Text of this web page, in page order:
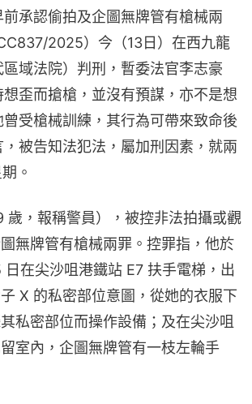
承認偷拍及企圖無牌管有槍械兩
2025）今（13日）在西九龍
域法院）判刑，暫委法官李志豪
歪而搶槍，並沒有預謀，亦不是想
受槍械訓練，其行為可帶來致命後
被告知法犯法，屬加刑因素，就兩
。
歲，報稱警員），被控非法拍攝或觀
無牌管有槍械兩罪。控罪指，他於
在尖沙咀港鐵站 E7 扶手電梯，出
X 的私密部位意圖，從她的衣服下
私密部位而操作設備；及在尖沙咀
室內，企圖無牌管有一枝左輪手